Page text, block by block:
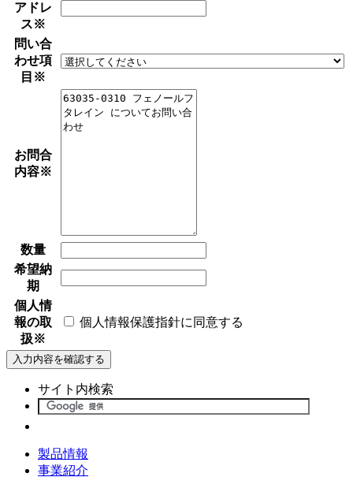
アドレ
ス※
問い合
わせ項
目 ※
お問合
内容※
数量
希望納
期
個人情
報の取
扱※
個人情報保護指針に同意する
サイト内検索
製品情報
事業紹介